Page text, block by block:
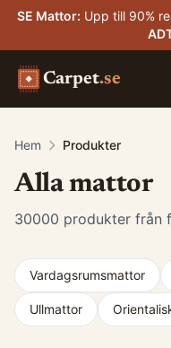
SE Mattor: Upp till 90%
Carpet.se
Hem Produkter
Alla mattor
30000 produkter från
Vardagsrumsmattor
Ullmattor